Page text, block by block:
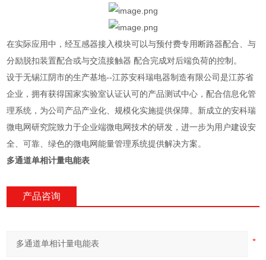
在实际应用中，经互感器接入模块可以与预付费专用断路器配合、与
分励脱扣装置配合或与交流接触器 配合完成对后端负荷的控制。
设于无锡江阴市的生产基地--江苏安科瑞电器制造有限公司是江苏省
企业，拥有获得国家实验室认证认可的产品测试中心，配合信息化管
理系统，为公司产品产业化、规模化实施提供保障。新成立的安科瑞
微电网研究院致力于企业端微电网技术的研发，进一步为用户建设安
全、可靠、绿色的微电网能量管理系统提供解决方案。
多通道单相计量电能表
产品咨询